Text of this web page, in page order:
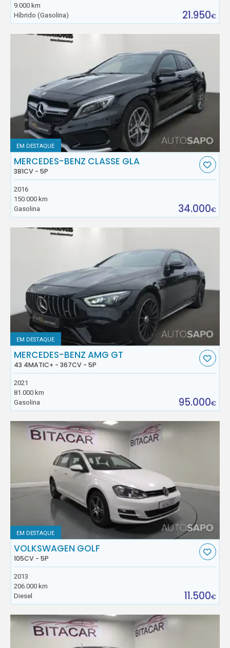
9.000 km
Híbrido (Gasolina)
21.950€
EM DESTAQUE
MERCEDES-BENZ CLASSE GLA
381CV - 5P
2016
150.000 km
Gasolina
34.000€
EM DESTAQUE
MERCEDES-BENZ AMG GT
43 4MATIC+ - 367CV - 5P
2021
81.000 km
Gasolina
95.000€
EM DESTAQUE
VOLKSWAGEN GOLF
105CV - 5P
2013
206.000 km
Diesel
11.500€